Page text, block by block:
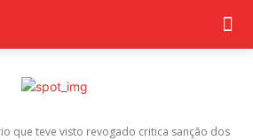
que teve visto revogado critica sanção dos